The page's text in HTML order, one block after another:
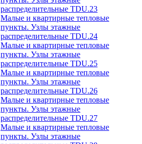
распределительные TDU.23
Малые и квартирные тепловые
пункты. Узлы этажные
распределительные TDU.24
Малые и квартирные тепловые
пункты. Узлы этажные
распределительные TDU.25
Малые и квартирные тепловые
пункты. Узлы этажные
распределительные TDU.26
Малые и квартирные тепловые
пункты. Узлы этажные
распределительные TDU.27
Малые и квартирные тепловые
пункты. Узлы этажные